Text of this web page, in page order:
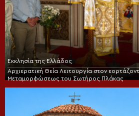
Εκκλησία της Ελλάδος
Αρχιερατική Θεία Λειτουργία στον
Μεταμορφώσεως του Σωτήρος Πλάκας